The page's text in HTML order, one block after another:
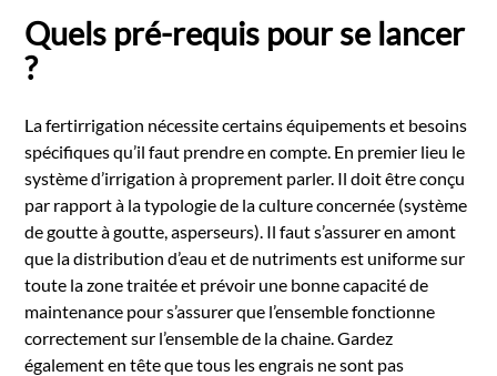
Quels pré-requis pour se lancer
?
La fertirrigation nécessite certains équipements et besoins
spécifiques qu’il faut prendre en compte. En premier lieu le
système d’irrigation à proprement parler. Il doit être conçu
par rapport à la typologie de la culture concernée (système
de goutte à goutte, asperseurs). Il faut s’assurer en amont
que la distribution d’eau et de nutriments est uniforme sur
toute la zone traitée et prévoir une bonne capacité de
maintenance pour s’assurer que l’ensemble fonctionne
correctement sur l’ensemble de la chaine. Gardez
également en tête que tous les engrais ne sont pas